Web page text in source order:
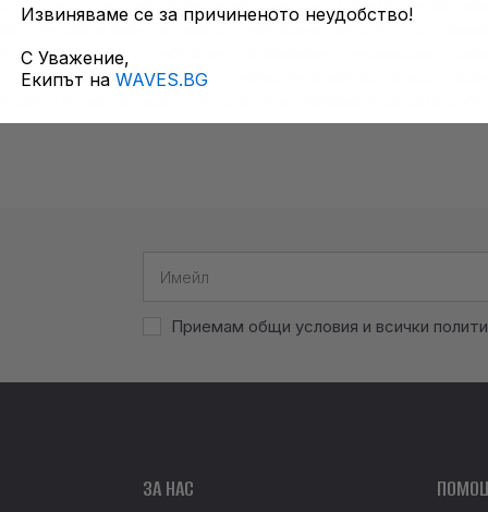
в света на риболова, известна със своите
предлага широка гама от риболовни продукти, от
своето риболовно изживяване, независимо
високи постижения е очевиден в неговата
пълната гама от продукти на Yamanami, за да
Приемам общи условия и всички
ЗА НАС
Извиняваме се за причиненото неудобство!
С Уважение,
Екипът на WAVES.BG